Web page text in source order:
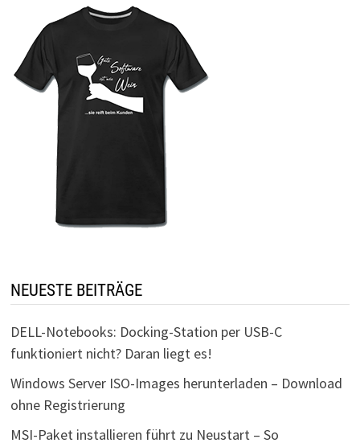
NEUESTE BEITRÄGE
DELL-Notebooks: Docking-Station per USB-C
funktioniert nicht? Daran liegt es!
Windows Server ISO-Images herunterladen – Download
ohne Registrierung
MSI-Paket installieren führt zu Neustart – So